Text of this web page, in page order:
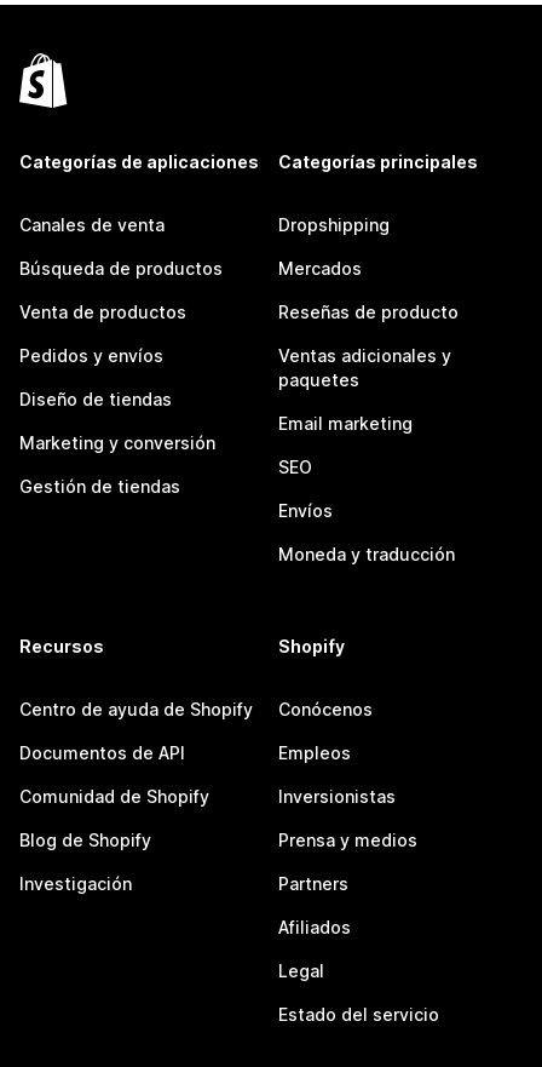
Categorías de aplicaciones
Canales de venta
Búsqueda de productos
Venta de productos
Pedidos y envíos
Diseño de tiendas
Marketing y conversión
Gestión de tiendas
Categorías principales
Dropshipping
Mercados
Reseñas de producto
Ventas adicionales y
paquetes
Email marketing
SEO
Envíos
Moneda y traducción
Recursos
Centro de ayuda de Shopify
Documentos de API
Comunidad de Shopify
Blog de Shopify
Investigación
Shopify
Conócenos
Empleos
Inversionistas
Prensa y medios
Partners
Afiliados
Legal
Estado del servicio